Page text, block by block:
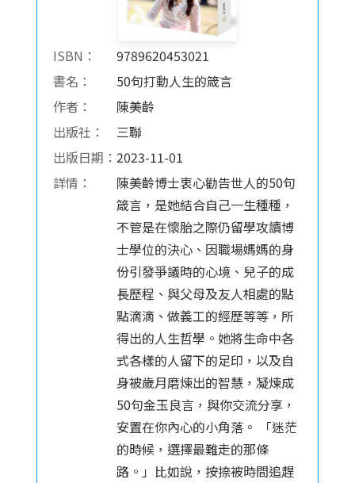
ISBN：
9789620453021
書名：
50句打動人生的箴言
作者：
陳美齡
出版社：
三聯
出版日期：2023-11-01
詳情：
陳美齡博士衷心勸告世人的50句
箴言，是她結合自己一生種種，
不管是在懷胎之際仍留學攻讀博
士學位的決心、因職場媽媽的身
份引發爭議時的心境、兒子的成
長歷程、與父母及友人相處的點
點滴滴、做義工的經歷等等，所
得出的人生哲學。她將生命中各
式各樣的人留下的足印，以及自
身被歲月磨煉出的智慧，凝煉成
50句金玉良言，與你交流分享，
安置在你內心的小角落。 「迷茫
的時候，選擇最難走的那條
路。」比如說，按捺被時間追趕